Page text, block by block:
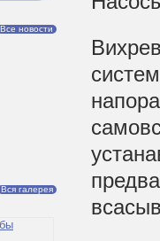
Все новости
Вся галерея